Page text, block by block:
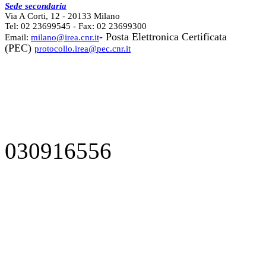
Sede secondaria
Via A Corti, 12 - 20133 Milano
Tel: 02 23699545 - Fax: 02 23699300
Email: milano@irea.cnr.it- Posta Elettronica Certificata
(PEC) protocollo.irea@pec.cnr.it
030916556